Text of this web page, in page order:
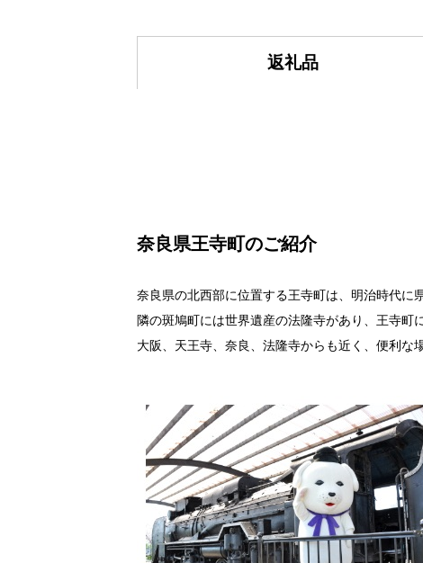
尚、寄附金受領証明書の再発行は対応で
お礼の品の合計が50万円を超えた場合、
得として課税されます。
返礼品
奈良県王寺町のご紹介
奈良県の北西部に位置する王寺町は、明治時代に
隣の斑鳩町には世界遺産の法隆寺があり、王寺町
大阪、天王寺、奈良、法隆寺からも近く、便利な